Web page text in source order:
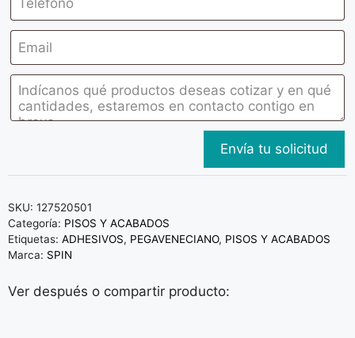
SKU: 127520501
Categoría: PISOS Y ACABADOS
Etiquetas: ADHESIVOS, PEGAVENECIANO, PISOS Y ACABADOS
Marca: SPIN
Ver después o compartir producto: